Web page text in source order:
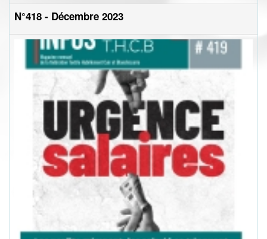
N°418 - Décembre 2023